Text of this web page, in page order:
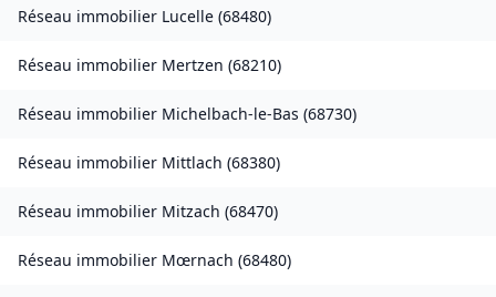
Réseau immobilier Lucelle (68480)
Réseau immobilier Mertzen (68210)
Réseau immobilier Michelbach-le-Bas (68730)
Réseau immobilier Mittlach (68380)
Réseau immobilier Mitzach (68470)
Réseau immobilier Mœrnach (68480)